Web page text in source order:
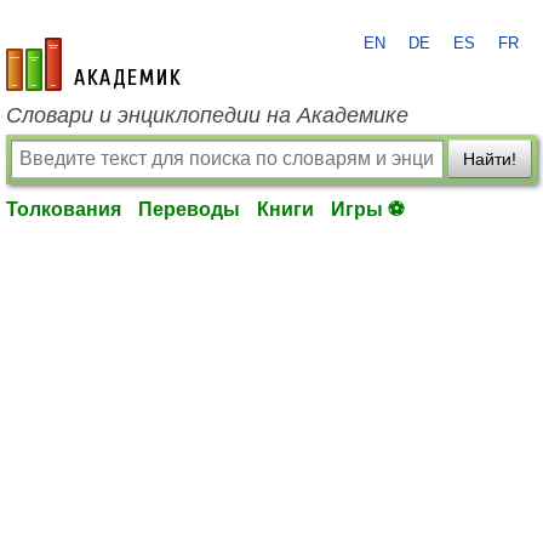
academic.ru
EN DE ES FR
Словари и энциклопедии на Академике
Найти!
Толкования Переводы Книги Игры ⚽